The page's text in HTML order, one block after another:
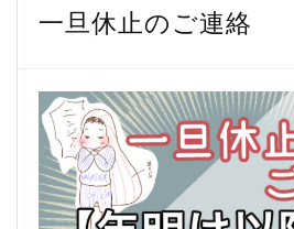
一旦休止のご連絡